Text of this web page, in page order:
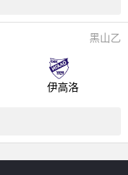
黑山乙
伊高洛